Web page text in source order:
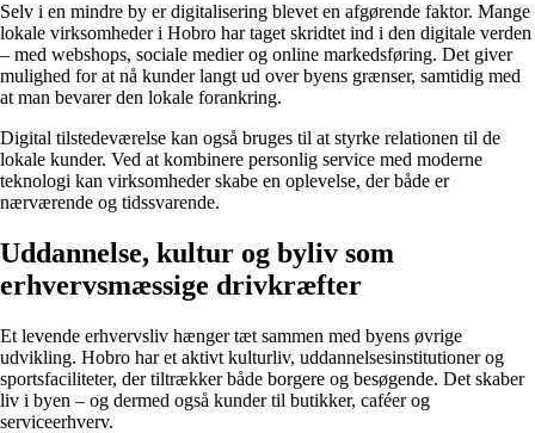
Selv i en mindre by er digitalisering blevet en afgørende faktor. Mange
lokale virksomheder i Hobro har taget skridtet ind i den digitale verden
– med webshops, sociale medier og online markedsføring. Det giver
mulighed for at nå kunder langt ud over byens grænser, samtidig med
at man bevarer den lokale forankring.
Digital tilstedeværelse kan også bruges til at styrke relationen til de
lokale kunder. Ved at kombinere personlig service med moderne
teknologi kan virksomheder skabe en oplevelse, der både er
nærværende og tidssvarende.
Uddannelse, kultur og byliv som
erhvervsmæssige drivkræfter
Et levende erhvervsliv hænger tæt sammen med byens øvrige
udvikling. Hobro har et aktivt kulturliv, uddannelsesinstitutioner og
sportsfaciliteter, der tiltrækker både borgere og besøgende. Det skaber
liv i byen – og dermed også kunder til butikker, caféer og
serviceerhverv.